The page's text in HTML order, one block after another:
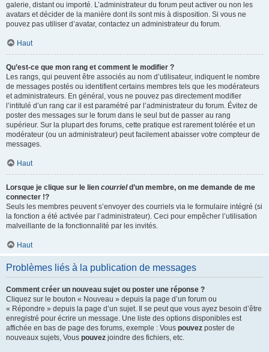
galerie, distant ou importé. L’administrateur du forum peut activer ou non les
avatars et décider de la manière dont ils sont mis à disposition. Si vous ne
pouvez pas utiliser d’avatar, contactez un administrateur du forum.
Haut
Qu’est-ce que mon rang et comment le modifier ?
Les rangs, qui peuvent être associés au nom d’utilisateur, indiquent le nombre
de messages postés ou identifient certains membres tels que les modérateurs
et administrateurs. En général, vous ne pouvez pas directement modifier
l’intitulé d’un rang car il est paramétré par l’administrateur du forum. Évitez de
poster des messages sur le forum dans le seul but de passer au rang
supérieur. Sur la plupart des forums, cette pratique est rarement tolérée et un
modérateur (ou un administrateur) peut facilement abaisser votre compteur de
messages.
Haut
Lorsque je clique sur le lien courrield’un membre, on me demande de me
connecter !?
Seuls les membres peuvent s’envoyer des courriels via le formulaire intégré (si
la fonction a été activée par l’administrateur). Ceci pour empêcher l’utilisation
malveillante de la fonctionnalité par les invités.
Haut
Problèmes liés à la publication de messages
Comment créer un nouveau sujet ou poster une réponse ?
Cliquez sur le bouton « Nouveau » depuis la page d’un forum ou
« Répondre » depuis la page d’un sujet. Il se peut que vous ayez besoin d’être
enregistré pour écrire un message. Une liste des options disponibles est
affichée en bas de page des forums, exemple : Vous pouvez poster de
nouveaux sujets, Vous pouvez joindre des fichiers, etc.